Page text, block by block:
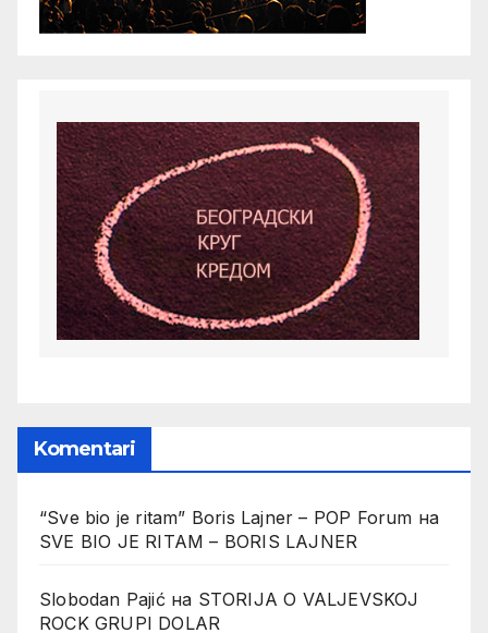
Komentari
“Sve bio je ritam” Boris Lajner – POP Forum на
SVE BIO JE RITAM – BORIS LAJNER
Slobodan Pajićна STORIJA O VALJEVSKOJ
ROCK GRUPI DOLAR